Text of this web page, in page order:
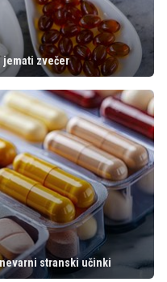
zvečer
stranski učinki